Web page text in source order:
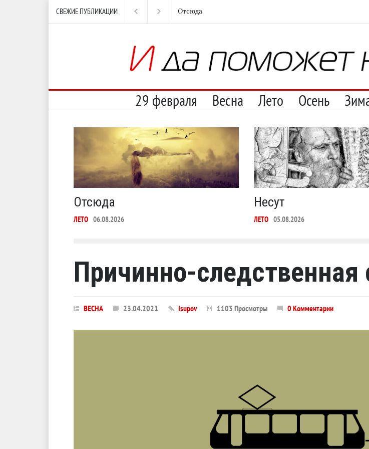
СВЕЖИЕ ПУБЛИКАЦИИ Отсюда Несут
29 февраля Весна Лето Осень
Отсюда
ЛЕТО 06.08.2026
Несут
ЛЕТО 05.08.2026
Причинно-следственная
ВЕСНА 23.04.2021 Isupov 1103 Просмотры 0 Комментарии